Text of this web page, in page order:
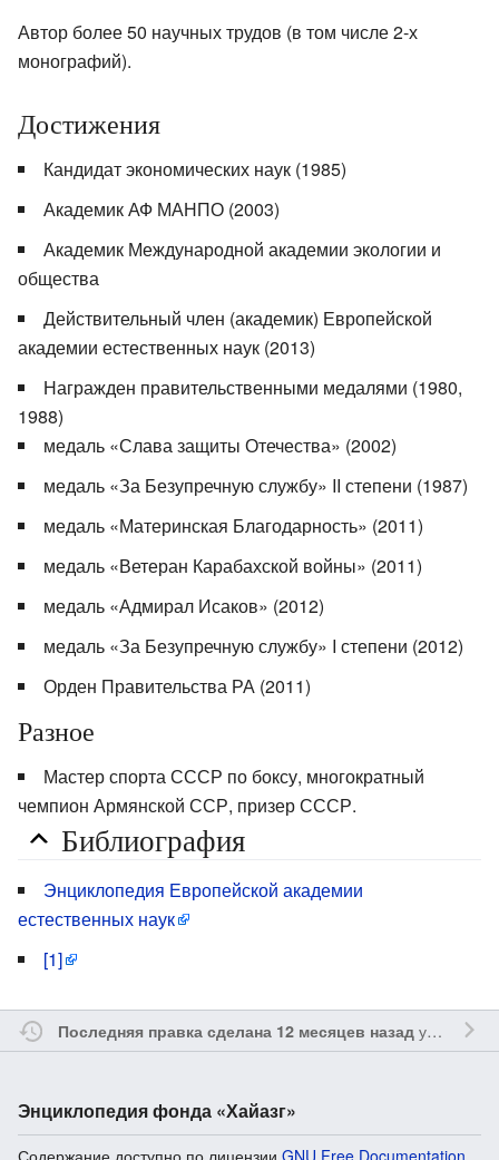
Автор более 50 научных трудов (в том числе 2-х
монографий).
Достижения
Кандидат экономических наук (1985)
Академик АФ МАНПО (2003)
Академик Международной академии экологии и
общества
Действительный член (академик) Европейской
академии естественных наук (2013)
Награжден правительственными медалями (1980,
1988)
медаль «Слава защиты Отечества» (2002)
медаль «За Безупречную службу» II степени (1987)
медаль «Материнская Благодарность» (2011)
медаль «Ветеран Карабахской войны» (2011)
медаль «Адмирал Исаков» (2012)
медаль «За Безупречную службу» I степени (2012)
Орден Правительства РА (2011)
Разное
Мастер спорта СССР по боксу, многократный
чемпион Армянской ССР, призер СССР.
Библиография
Энциклопедия Европейской академии
естественных наук
[1]
Последняя правка сделана 12 месяцев назадучастником
Энциклопедия фонда «Хайазг»
Содержание доступно по лицензии GNU Free Documentation